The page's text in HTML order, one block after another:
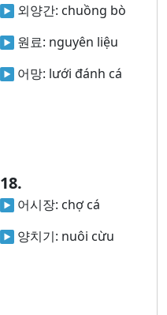
외양간: chuồng bò
원료: nguyên liệu
어망: lưới đánh cá
18.
어시장: chợ cá
양치기: nuôi cừu